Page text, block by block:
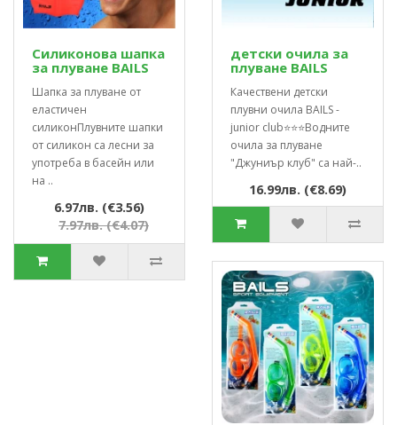
Силиконова шапка
за плуване BAILS
Шапка за плуване от
еластичен
силиконПлувните шапки
от силикон са лесни за
употреба в басейн или
на ..
6.97лв. (€3.56)
7.97лв. (€4.07)
детски очила за
плуване BAILS
Качествени детски
плувни очила BAILS -
junior club⭐⭐⭐Водните
очила за плуване
"Джуниър клуб" са най-..
16.99лв. (€8.69)